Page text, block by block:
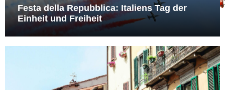
Festa della Repubblica: Italiens Tag der
Einheit und Freiheit